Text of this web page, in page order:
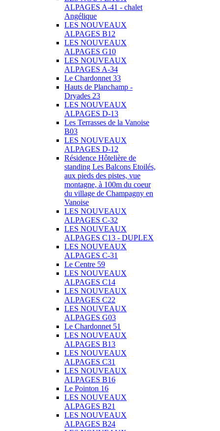
ALPAGES A-41 - chalet
Angélique
LES NOUVEAUX
ALPAGES B12
LES NOUVEAUX
ALPAGES G10
LES NOUVEAUX
ALPAGES A-34
Le Chardonnet 33
Hauts de Planchamp -
Dryades 23
LES NOUVEAUX
ALPAGES D-13
Les Terrasses de la Vanoise
B03
LES NOUVEAUX
ALPAGES D-12
Résidence Hôtelière de
standing Les Balcons Etoilés,
aux pieds des pistes, vue
montagne, à 100m du coeur
du village de Champagny en
Vanoise
LES NOUVEAUX
ALPAGES C-32
LES NOUVEAUX
ALPAGES C13 - DUPLEX
LES NOUVEAUX
ALPAGES C-31
Le Centre 59
LES NOUVEAUX
ALPAGES C14
LES NOUVEAUX
ALPAGES C22
LES NOUVEAUX
ALPAGES G03
Le Chardonnet 51
LES NOUVEAUX
ALPAGES B13
LES NOUVEAUX
ALPAGES C31
LES NOUVEAUX
ALPAGES B16
Le Pointon 16
LES NOUVEAUX
ALPAGES B21
LES NOUVEAUX
ALPAGES B24